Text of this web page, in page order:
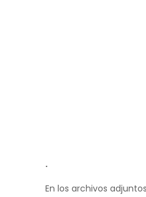
.
En los archivos